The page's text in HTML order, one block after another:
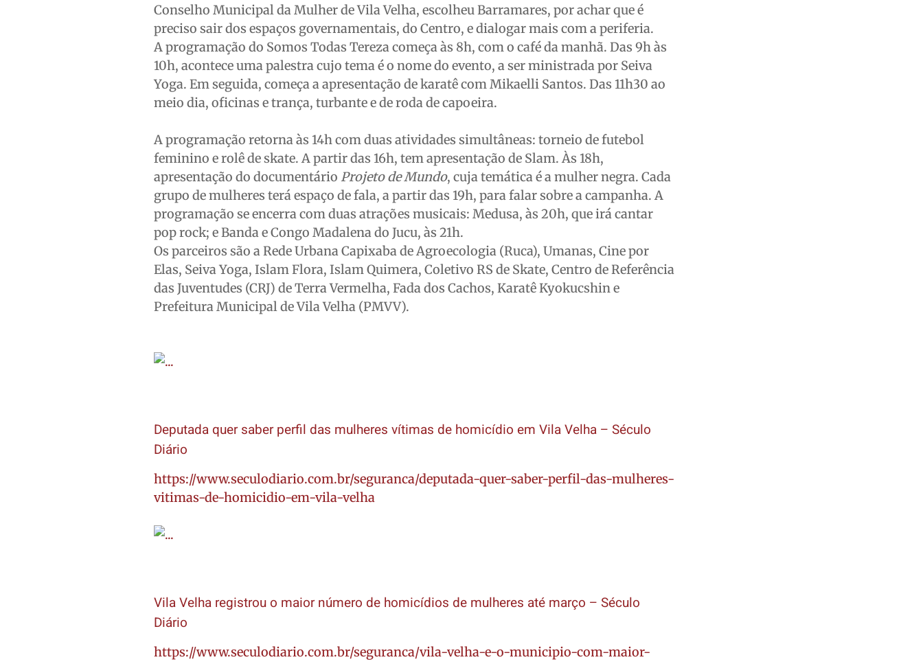
Conselho Municipal da Mulher de Vila Velha, escolheu Barramares, por achar que é
preciso sair dos espaços governamentais, do Centro, e dialogar mais com a periferia.
A programação do Somos Todas Tereza começa às 8h, com o café da manhã. Das 9h às
10h, acontece uma palestra cujo tema é o nome do evento, a ser ministrada por Seiva
Yoga. Em seguida, começa a apresentação de karatê com Mikaelli Santos. Das 11h30 ao
meio dia, oficinas e trança, turbante e de roda de capoeira.
A programação retorna às 14h com duas atividades simultâneas: torneio de futebol
feminino e rolê de skate. A partir das 16h, tem apresentação de Slam. Às 18h,
apresentação do documentário Projeto de Mundo, cuja temática é a mulher negra. Cada
grupo de mulheres terá espaço de fala, a partir das 19h, para falar sobre a campanha. A
programação se encerra com duas atrações musicais: Medusa, às 20h, que irá cantar
pop rock; e Banda e Congo Madalena do Jucu, às 21h.
Os parceiros são a Rede Urbana Capixaba de Agroecologia (Ruca), Umanas, Cine por
Elas, Seiva Yoga, Islam Flora, Islam Quimera, Coletivo RS de Skate, Centro de Referência
das Juventudes (CRJ) de Terra Vermelha, Fada dos Cachos, Karatê Kyokucshin e
Prefeitura Municipal de Vila Velha (PMVV).
Deputada quer saber perfil das mulheres vítimas de homicídio em Vila Velha – Século
Diário
https://www.seculodiario.com.br/seguranca/deputada-quer-saber-perfil-das-mulheres-
vitimas-de-homicidio-em-vila-velha
Vila Velha registrou o maior número de homicídios de mulheres até março – Século
Diário
https://www.seculodiario.com.br/seguranca/vila-velha-e-o-municipio-com-maior-